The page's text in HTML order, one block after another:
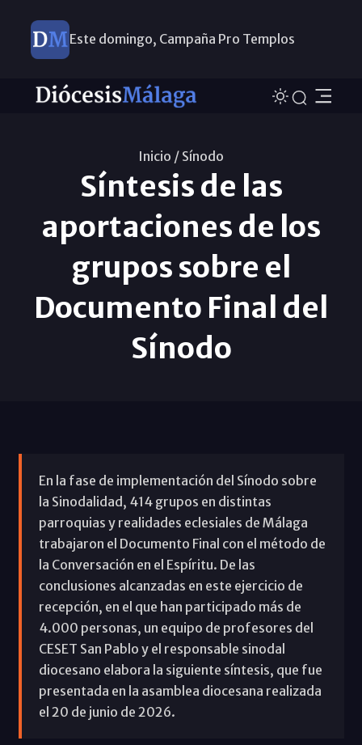
Este domingo, Campaña Pro Templos
Inicio / Sínodo
Síntesis de las
aportaciones de los
grupos sobre el
Documento Final del
Sínodo
En la fase de implementación del Sínodo sobre
la Sinodalidad, 414 grupos en distintas
parroquias y realidades eclesiales de Málaga
trabajaron el Documento Final con el método de
la Conversación en el Espíritu. De las
conclusiones alcanzadas en este ejercicio de
recepción, en el que han participado más de
4.000 personas, un equipo de profesores del
CESET San Pablo y el responsable sinodal
diocesano elabora la siguiente síntesis, que fue
presentada en la asamblea diocesana realizada
el 20 de junio de 2026.